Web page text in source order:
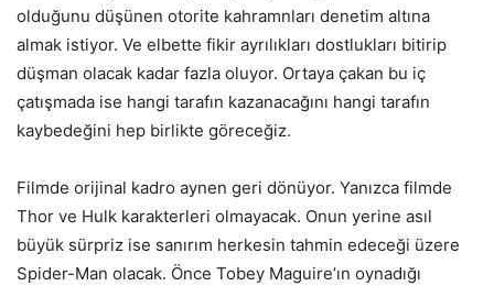
olduğunu düşünen otorite kahramnları denetim altına
almak istiyor. Ve elbette fikir ayrılıkları dostlukları bitirip
düşman olacak kadar fazla oluyor. Ortaya çakan bu iç
çatışmada ise hangi tarafın kazanacağını hangi tarafın
kaybedeğini hep birlikte göreceğiz.
Filmde orijinal kadro aynen geri dönüyor. Yanızca filmde
Thor ve Hulk karakterleri olmayacak. Onun yerine asıl
büyük sürpriz ise sanırım herkesin tahmin edeceği üzere
Spider-Man olacak. Önce Tobey Maguire’ın oynadığı